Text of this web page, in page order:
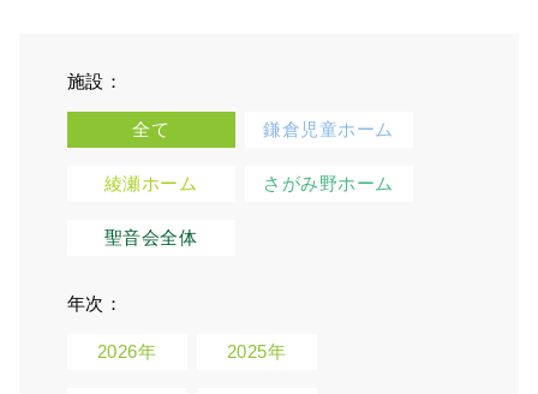
施設：
全て 鎌倉児童ホーム
綾瀬ホーム さがみ野ホーム
聖音会全体
年次：
2026年 2025年